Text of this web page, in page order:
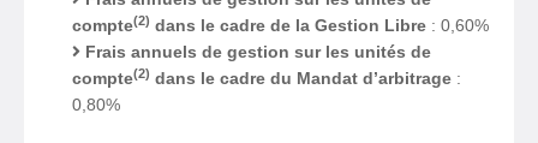
compte(2) dans le cadre de la Gestion Libre : 0,60%
Frais annuels de gestion sur les unités de
compte(2) dans le cadre du Mandat d’arbitrage :
0,80%